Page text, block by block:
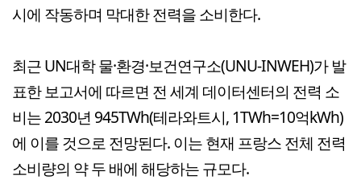
시에 작동하며 막대한 전력을 소비한다.
최근 UN대학 물·환경·보건연구소(UNU-INWEH)가 발
표한 보고서에 따르면 전 세계 데이터센터의 전력 소
비는 2030년 945TWh(테라와트시, 1TWh=10억kWh)
에 이를 것으로 전망된다. 이는 현재 프랑스 전체 전력
소비량의 약 두 배에 해당하는 규모다.